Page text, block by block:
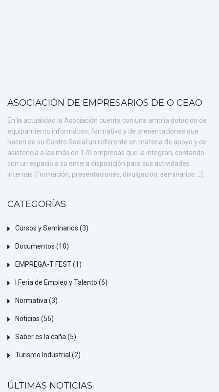
ASOCIACIÓN DE EMPRESARIOS DE O CEAO
En la actualidad la Asociación cuenta con una amplia dotación de
equipamiento informático, formativo y de presentaciones que
hacen de su Centro Social un referente en materia de apoyo y de
asistencia a las más de 170 empresas que la integran, contando
con un espacio a su entera disposición para sus actividades
internas (formación, presentaciones, divulgación, seminarios ...).
CATEGORÍAS
Cursos y Seminarios (3)
Documentos (10)
EMPREGA-T FEST(1)
I Feria de Empleo y Talento (6)
Normativa(3)
Noticias (56)
Saber es la caña(5)
Turismo Industrial (2)
ÚLTIMAS NOTICIAS